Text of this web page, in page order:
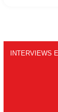
INTERVIEWS